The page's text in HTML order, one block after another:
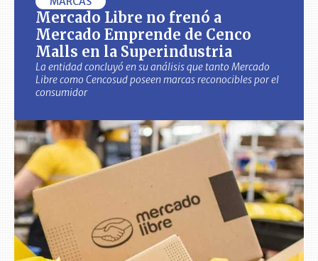
Mercado Libre no frenó a
Mercado Emprende de Cenco
Malls en la Superindustria
La entidad concluyó en su análisis que tanto Mercado
Libre como Cencosud poseen marcas reconocibles por el
consumidor